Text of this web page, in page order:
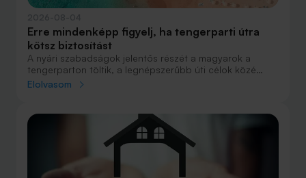
Erre mindenképp figyelj, ha tengerparti útra
kötsz biztosítást
A nyári szabadságok jelentős részét a magyarok a
tengerparton töltik, a legnépszerűbb úti célok közé
Horvátország, Olaszország és Görögország tartozik. A
megtervezése, az utasbiztosítás kiválasztása azonban
sokszor az utolsó pillanatra marad.
Elolvasom